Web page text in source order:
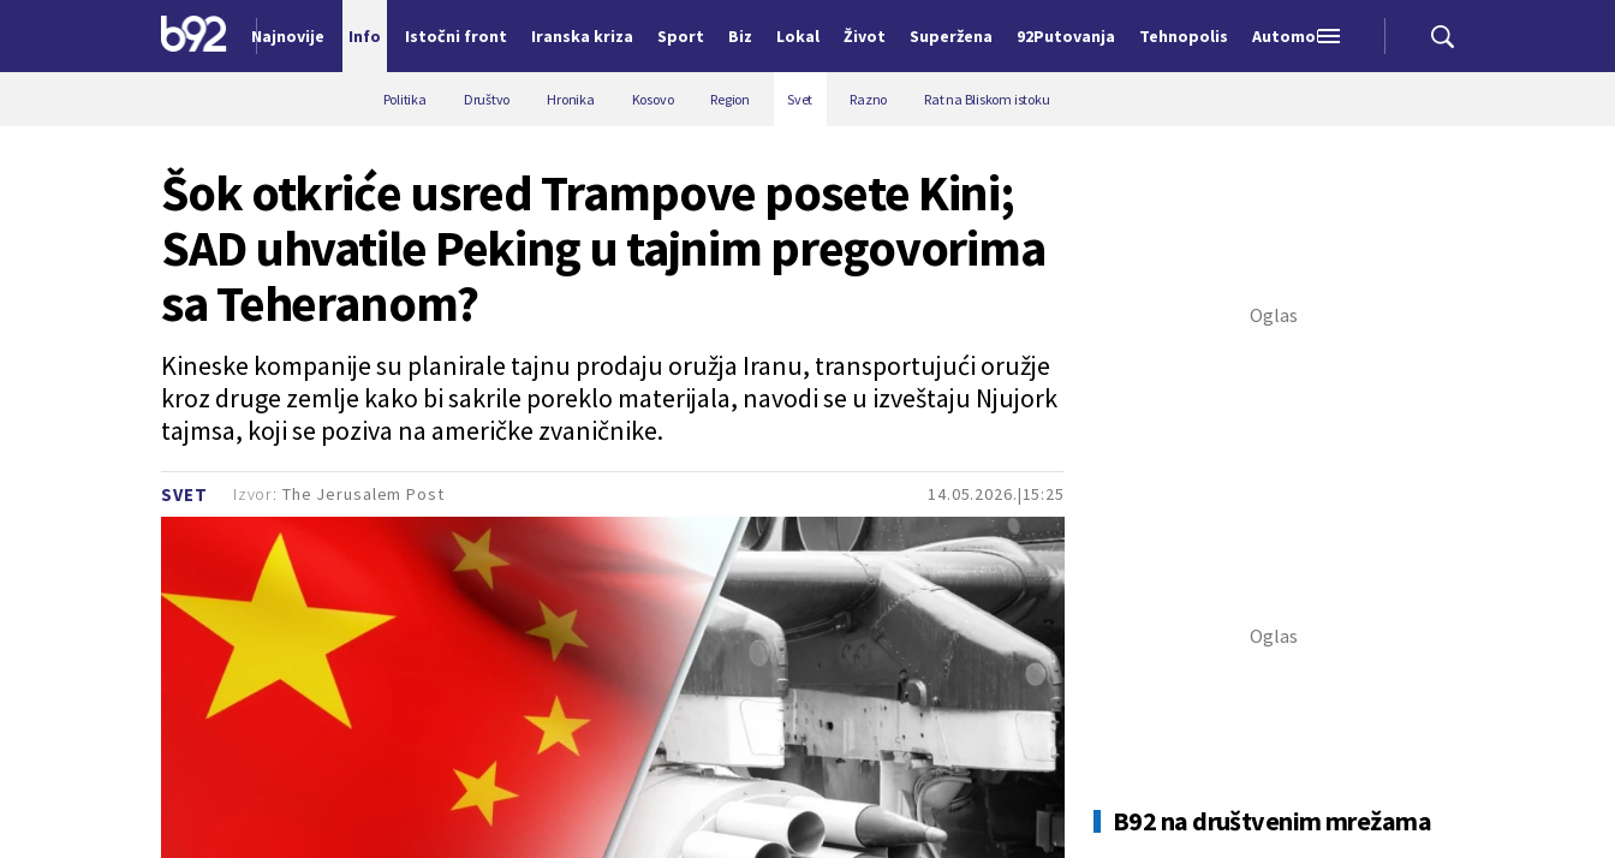
Najnovije Info Istočni front Iranska kriza Sport Biz Lokal Život Superžena 92Putovanja Tehnopolis Automobili
Politika Društvo Hronika Kosovo Region Svet Razno Rat na Bliskom istoku
SVET 14.05.2026. 15:25
Šok otkriće usred Trampove posete Kini;
SAD uhvatile Peking u tajnim pregovorima
sa Teheranom?
Kineske kompanije su planirale tajnu prodaju oružja Iranu, transportujući oružje
kroz druge zemlje kako bi sakrile poreklo materijala, navodi se u izveštaju Njujork
tajmsa, koji se poziva na američke zvaničnike.
Izvor: The Jerusalem Post
B92 na društvenim mrežama